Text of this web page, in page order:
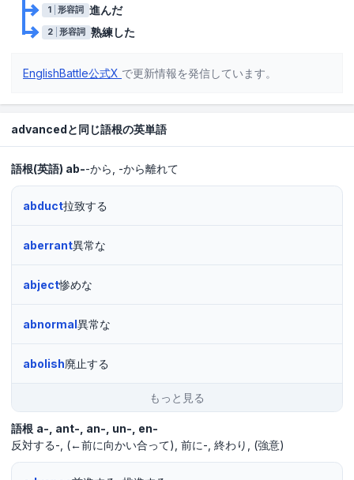
1 形容詞 進んだ
2 形容詞 熟練した
EnglishBattle公式X で更新情報を発信しています。
advancedと同じ語根の英単語
語根(英語) ab--から -から離れて
abduct拉致する
aberrant異常な
abject惨めな
abnormal異常な
abolish廃止する
もっと見る
語根 a- ant- an- un- en-
反対する- (←前に向かい合って) 前に- 終わり (強意)